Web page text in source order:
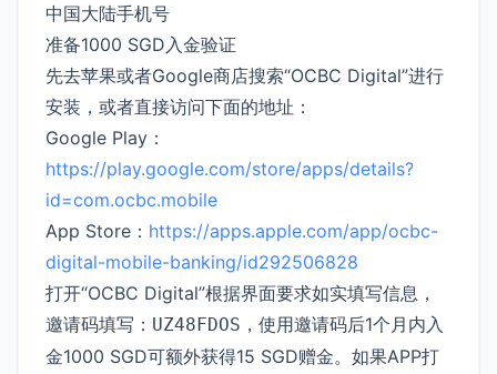
中国大陆手机号
准备1000 SGD入金验证
先去苹果或者Google商店搜索“OCBC Digital”进行
安装，或者直接访问下面的地址：
Google Play：
https://play.google.com/store/apps/details?
id=com.ocbc.mobile
App Store： https://apps.apple.com/app/ocbc-
digital-mobile-banking/id292506828
打开“OCBC Digital”根据界面要求如实填写信息，
邀请码填写： UZ48FDOS ，使用邀请码后1个月内入
金1000 SGD可额外获得15 SGD赠金。如果APP打